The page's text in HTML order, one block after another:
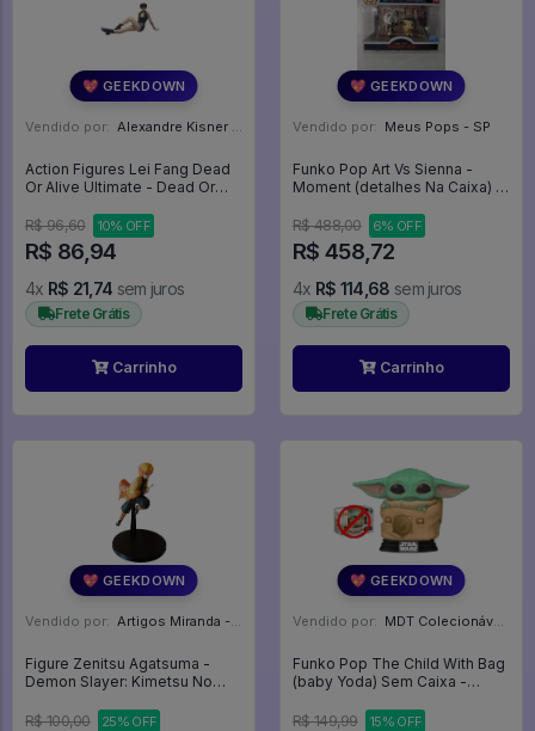
💖 GEEKDOWN
Vendido por: Alexandre Kisner - PR
Action Figures Lei Fang Dead
Or Alive Ultimate - Dead Or
R$ 96,60
10% OFF
R$ 86,94
4x R$ 21,74 sem juros
Frete Grátis
Carrinho
💖 GEEKDOWN
Vendido por: Meus Pops - SP
Funko Pop Art Vs Sienna -
Moment (detalhes Na Caixa) -
R$ 488,00
6% OFF
R$ 458,72
4x R$ 114,68 sem juros
Frete Grátis
Carrinho
💖 GEEKDOWN
Vendido por: Artigos Miranda - RJ
Figure Zenitsu Agatsuma -
Demon Slayer: Kimetsu No
R$ 100,00
25% OFF
💖 GEEKDOWN
Vendido por: MDT Colecionáveis - DF
Funko Pop The Child With Bag
(baby Yoda) Sem Caixa -
Mandalorian #405
R$ 149,99 15% OFF